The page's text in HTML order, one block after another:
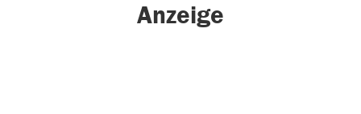
Anzeige